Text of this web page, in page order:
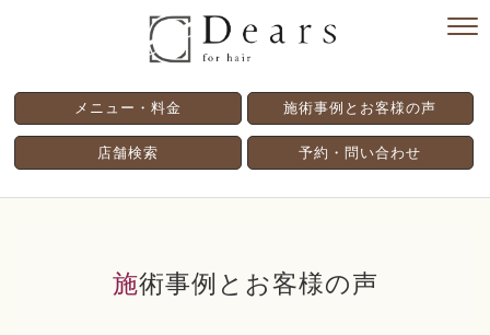
メニュー・料金 施術事例とお客様の声
店舗検索 予約・問い合わせ
施術事例とお客様の声